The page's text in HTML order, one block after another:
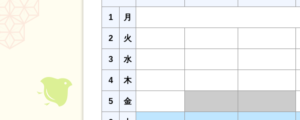
1 月
2 火
3 水
4 木
5 金